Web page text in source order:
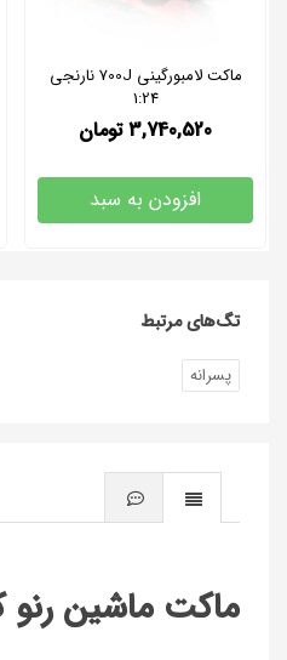
ماکت لامبورگینی 700J نارنجی
1:24
3,740,520 تومان
افزودن به سبد
تگ‌های مرتبط
پسرانه
ماکت ماشین رنو